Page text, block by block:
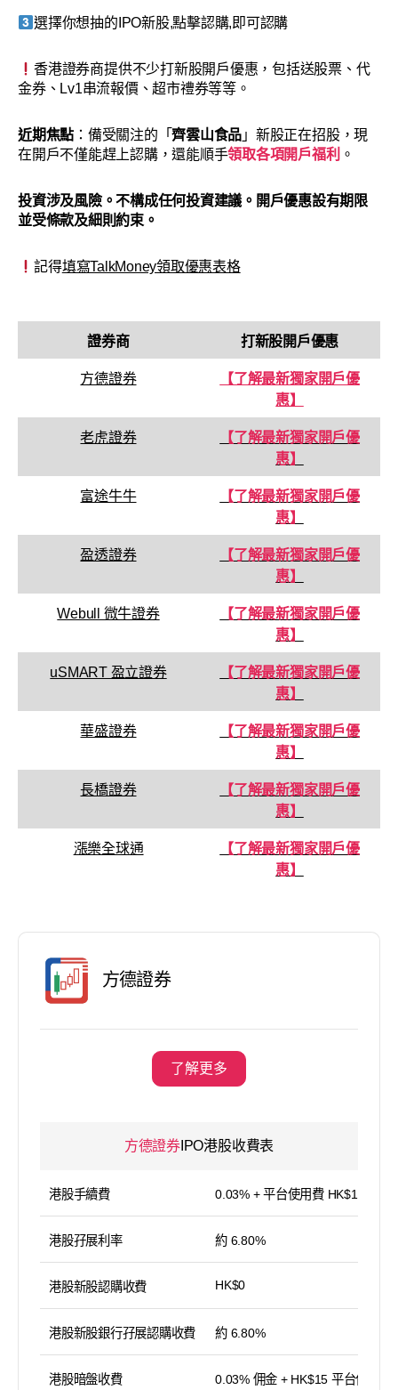
選擇你想抽的IPO新股,點擊認購,即可認購
香港證券商提供不少打新股開戶優惠，包括送股票、代
金券、Lv1串流報價、超市禮券等等。
近期焦點 ：備受關注的「齊雲山食品 」新股正在招股，現
在開戶不僅能趕上認購，還能順手領取各項開戶福利 。
投資涉及風險。不構成任何投資建議 。開戶優惠設有期限
並受條款及細則約束。
記得填寫TalkMoney領取優惠表格
證券商 打新股開戶優惠
方德證券
【了解最新獨家開戶優
惠】
老虎證券
【了解最新獨家開戶優
惠】
富途牛牛
【了解最新獨家開戶優
惠】
盈透證券
【了解最新獨家開戶優
惠】
Webull 微牛證券
【了解最新獨家開戶優
惠】
uSMART 盈立證券
【了解最新獨家開戶優
惠】
華盛證券
【了解最新獨家開戶優
惠】
長橋證券
【了解最新獨家開戶優
惠】
漲樂全球通
【了解最新獨家開戶優
惠】
方德證券
了解更多
方德證券IPO港股收費表
港股手續費 0.03% + 平台使用費 HK$15／筆
港股孖展利率 約 6.80%
港股新股認購收費 HK$0
港股新股銀行孖展認購收費 約 6.80%
港股暗盤收費 0.03% 佣金 + HK$15 平台使用費